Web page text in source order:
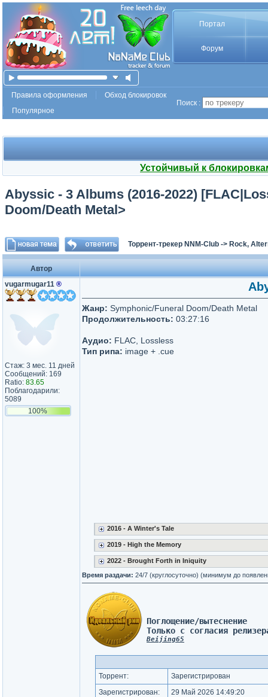
Портал
Форум
Правила оформления
Обход блокировок
Популярное
Поиск :
Устойчивый к
Abyssic - 3 Albums (2016-2022)
Doom/Death Metal>
Торрент-трекер NNM-Club -> Rock,
Автор
vugarmugar11 ®
Стаж: 3 мес. 11 дней
Сообщений: 169
Ratio: 83.65
Поблагодарили:
5089
100%
Жанр: Symphonic/Funeral Doom/Death Metal
Продолжительность: 03:27:16
Аудио: FLAC, Lossless
Тип рипа: image + .cue
2016 - A Winter's Tale
2019 - High the Memory
2022 - Brought Forth in Iniquity
Время раздачи: 24/7 (круглосуточно) (минимум до
Поглощение/вытеснение
Только с согласия
Beijing65
Торрент:
Зарегистрирован
Зарегистрирован:
29 Май 2026 14:49:20